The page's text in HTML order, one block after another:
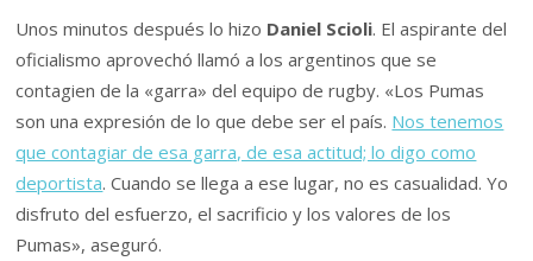
Unos minutos después lo hizo Daniel Scioli. El aspirante del
oficialismo aprovechó llamó a los argentinos que se
contagien de la «garra» del equipo de rugby. «Los Pumas
son una expresión de lo que debe ser el país. Nos tenemos
que contagiar de esa garra, de esa actitud; lo digo como
deportista. Cuando se llega a ese lugar, no es casualidad. Yo
disfruto del esfuerzo, el sacrificio y los valores de los
Pumas», aseguró.